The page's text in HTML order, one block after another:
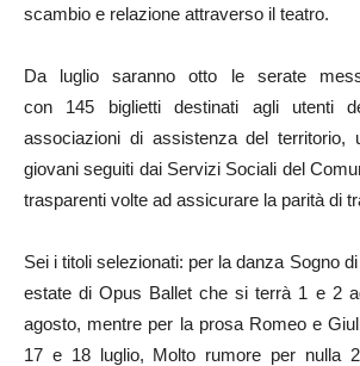
scambio e relazione attraverso il teatro.
Da luglio saranno otto le serate
con 145 biglietti destinati agli utenti
associazioni di assistenza del
giovani seguiti dai Servizi Sociali del
trasparenti volte ad assicurare la parità di
Sei i titoli selezionati: per la danza Sogno
estate di Opus Ballet che si terrà 1 e 2
agosto, mentre per la prosa Romeo e
17 e 18 luglio, Molto rumore per nulla